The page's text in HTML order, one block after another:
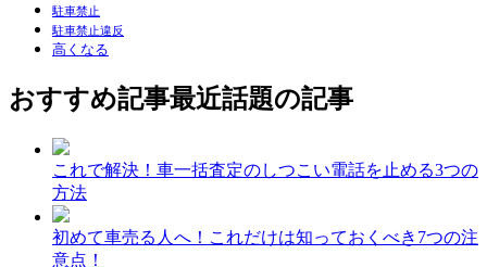
駐車禁止
駐車禁止違反
高くなる
おすすめ記事最近話題の記事
これで解決！車一括査定のしつこい電話を止める3つの
方法
初めて車売る人へ！これだけは知っておくべき7つの注
意点！